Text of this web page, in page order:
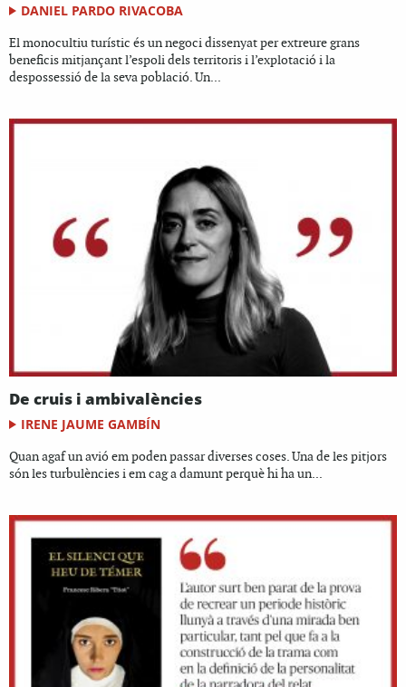
DANIEL PARDO RIVACOBA
El monocultiu turístic és un negoci dissenyat per extreure grans
beneficis mitjançant l’espoli dels territoris i l’explotació i la
despossessió de la seva població. Un...
De cruis i ambivalències
IRENE JAUME GAMBÍN
Quan agaf un avió em poden passar diverses coses. Una de les pitjors
són les turbulències i em cag a damunt perquè hi ha un...